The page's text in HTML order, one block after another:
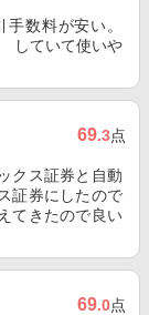
数料が安い。
していて使いや
69.3点
クス証券と自動
証券にしたので
てきたので良い
69.0点